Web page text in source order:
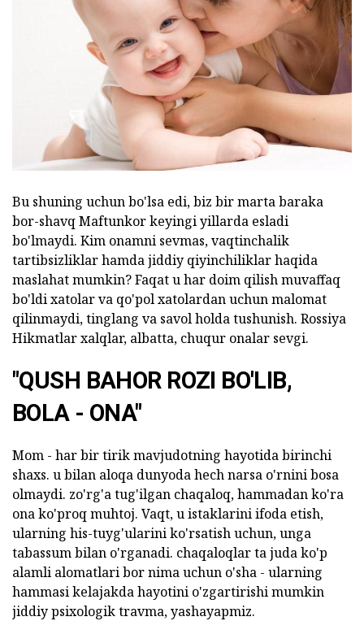
Bu shuning uchun bo'lsa edi, biz bir marta baraka
bor-shavq Maftunkor keyingi yillarda esladi
bo'lmaydi. Kim onamni sevmas, vaqtinchalik
tartibsizliklar hamda jiddiy qiyinchiliklar haqida
maslahat mumkin? Faqat u har doim qilish muvaffaq
bo'ldi xatolar va qo'pol xatolardan uchun malomat
qilinmaydi, tinglang va savol holda tushunish. Rossiya
Hikmatlar xalqlar, albatta, chuqur onalar sevgi.
"QUSH BAHOR ROZI BO'LIB,
BOLA - ONA"
Mom - har bir tirik mavjudotning hayotida birinchi
shaxs. u bilan aloqa dunyoda hech narsa o'rnini bosa
olmaydi. zo'rg'a tug'ilgan chaqaloq, hammadan ko'ra
ona ko'proq muhtoj. Vaqt, u istaklarini ifoda etish,
ularning his-tuyg'ularini ko'rsatish uchun, unga
tabassum bilan o'rganadi. chaqaloqlar ta juda ko'p
alamli alomatlari bor nima uchun o'sha - ularning
hammasi kelajakda hayotini o'zgartirishi mumkin
jiddiy psixologik travma, yashayapmiz.